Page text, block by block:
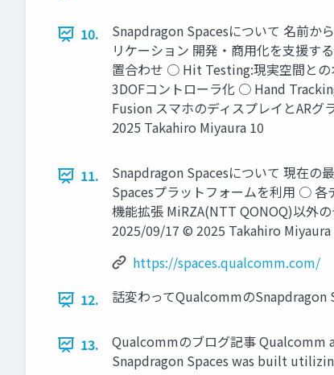
10.
Snapdragon Spacesについて 名前か
リケーション 開発・商用化を支援
置合わせ ○ Hit Testing:現実空間と
3DOFコントローラ化 ○ Hand
Fusion スマホのディスプレイとAR
2025 Takahiro Miyaura 10
11.
Snapdragon Spacesについて 現在
Spacesプラットフォームを利用 ○ 各
機能拡張 MiRZA(NTT QONOQ)以外
2025/09/17 © 2025 Takahiro Miyaura
https://spaces.qualcomm.com/
12.
話変わってQualcommの
13.
Qualcommのブログ記事 Qualcomm
Snapdragon Spaces was built